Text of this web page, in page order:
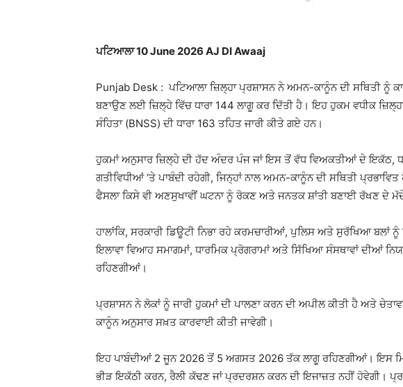
ਪਟਿਆਲਾ 10 June 2026 AJ DI Awaaj
Punjab Desk : ਪਟਿਆਲਾ ਜ਼ਿਲ੍ਹਾ ਪ੍ਰਸ਼ਾਸਨ ਨੇ ਅਮਨ-ਕਾਨੂੰਨ ਦੀ ਸਥਿਤੀ ਨੂੰ
ਬਣਾਉਣ ਲਈ ਜ਼ਿਲ੍ਹੇ ਵਿੱਚ ਧਾਰਾ 144 ਲਾਗੂ ਕਰ ਦਿੱਤੀ ਹੈ। ਇਹ ਹੁਕਮ ਵਧੀਕ
ਸੰਹਿਤਾ (BNSS) ਦੀ ਧਾਰਾ 163 ਤਹਿਤ ਜਾਰੀ ਕੀਤੇ ਗਏ ਹਨ।
ਹੁਕਮਾਂ ਅਨੁਸਾਰ ਜ਼ਿਲ੍ਹੇ ਦੀ ਹੱਦ ਅੰਦਰ ਪੰਜ ਜਾਂ ਇਸ ਤੋਂ ਵੱਧ ਵਿਅਕਤੀਆਂ ਦੇ
ਗਤੀਵਿਧੀਆਂ ‘ਤੇ ਪਾਬੰਦੀ ਰਹੇਗੀ, ਜਿਨ੍ਹਾਂ ਨਾਲ ਅਮਨ-ਕਾਨੂੰਨ ਦੀ ਸਥਿਤੀ
ਫੈਸਲਾ ਕਿਸੇ ਵੀ ਅਣਸੁਖਾਵੀਂ ਘਟਨਾ ਨੂੰ ਰੋਕਣ ਅਤੇ ਜਨਤਕ ਸ਼ਾਂਤੀ ਬਣਾਈ ਰੱਖਣ ਦੇ
ਹਾਲਾਂਕਿ, ਸਰਕਾਰੀ ਡਿਊਟੀ ਨਿਭਾ ਰਹੇ ਕਰਮਚਾਰੀਆਂ, ਪੁਲਿਸ ਅਤੇ ਸੁਰੱਖਿਆ
ਇਲਾਵਾ ਵਿਆਹ ਸਮਾਗਮਾਂ, ਧਾਰਮਿਕ ਪ੍ਰੋਗਰਾਮਾਂ ਅਤੇ ਸਿੱਖਿਆ ਸੰਸਥਾਵਾਂ ਦੀਆਂ
ਰਹਿਣਗੀਆਂ।
ਪ੍ਰਸ਼ਾਸਨ ਨੇ ਲੋਕਾਂ ਨੂੰ ਜਾਰੀ ਹੁਕਮਾਂ ਦੀ ਪਾਲਣਾ ਕਰਨ ਦੀ ਅਪੀਲ ਕੀਤੀ ਹੈ ਅਤੇ
ਕਾਨੂੰਨ ਅਨੁਸਾਰ ਸਖ਼ਤ ਕਾਰਵਾਈ ਕੀਤੀ ਜਾਵੇਗੀ।
ਇਹ ਪਾਬੰਦੀਆਂ 2 ਜੂਨ 2026 ਤੋਂ 5 ਅਗਸਤ 2026 ਤੱਕ ਲਾਗੂ ਰਹਿਣਗੀਆਂ। ਇਸ
ਭੀੜ ਇਕੱਠੀ ਕਰਨ, ਰੈਲੀ ਕੱਢਣ ਜਾਂ ਪ੍ਰਦਰਸ਼ਨ ਕਰਨ ਦੀ ਇਜਾਜ਼ਤ ਨਹੀਂ ਹੋਵੇਗੀ।